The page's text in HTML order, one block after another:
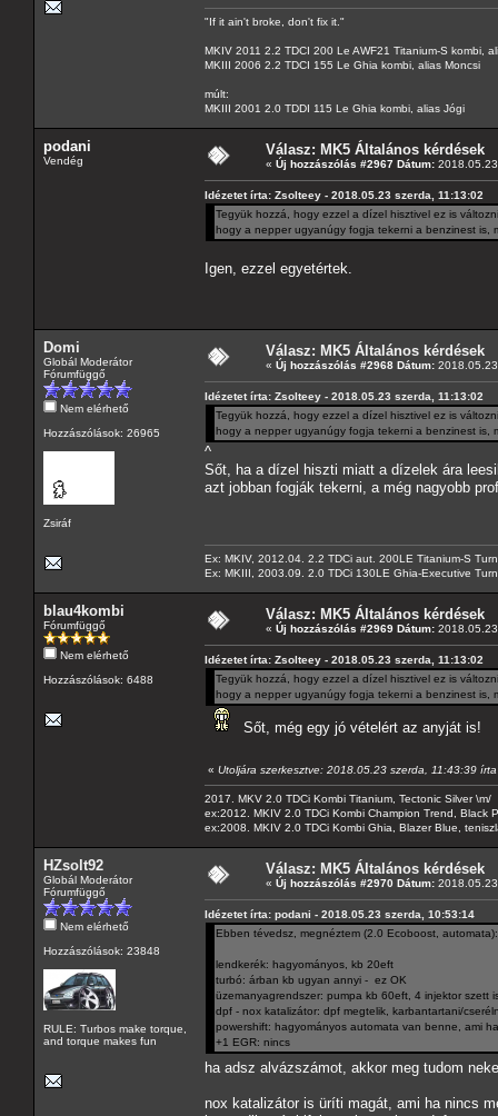
"If it ain't broke, don't fix it."
MKIV 2011 2.2 TDCI 200 Le AWF21 Titanium-S kombi,
MKIII 2006 2.2 TDCI 155 Le Ghia kombi, alias Moncsi
múlt:
MKIII 2001 2.0 TDDI 115 Le Ghia kombi, alias Jógi
podani
Vendég
Válasz: MK5 Általános kérdések
« Új hozzászólás #2967 Dátum:
Idézetet írta: Zsolteey - 2018.05.23 szerda, 11:13:02
Tegyük hozzá, hogy ezzel a dízel hisztivel ez is
hogy a nepper ugyanúgy fogja tekerni a benzinest is,
Igen, ezzel egyetértek.
Domi
Globál Moderátor
Fórumfüggő
Nem elérhető
Hozzászólások: 26965
Zsiráf
Válasz: MK5 Általános kérdések
« Új hozzászólás #2968 Dátum:
Idézetet írta: Zsolteey - 2018.05.23 szerda, 11:13:02
Tegyük hozzá, hogy ezzel a dízel hisztivel ez is
hogy a nepper ugyanúgy fogja tekerni a benzinest is,
^
Sőt, ha a dízel hiszti miatt a dízelek ára
azt jobban fogják tekerni, a még nagyobb
Ex: MKIV, 2012.04. 2.2 TDCi aut. 200LE Titanium-S
Ex: MKIII, 2003.09. 2.0 TDCi 130LE Ghia-Executive
blau4kombi
Fórumfüggő
Nem elérhető
Hozzászólások: 6488
Válasz: MK5 Általános kérdések
« Új hozzászólás #2969 Dátum:
Idézetet írta: Zsolteey - 2018.05.23 szerda, 11:13:02
Tegyük hozzá, hogy ezzel a dízel hisztivel ez is
hogy a nepper ugyanúgy fogja tekerni a benzinest is,
Sőt, még egy jó vételért az anyját is!
« Utoljára szerkesztve: 2018.05.23 szerda, 11:43:39
2017. MKV 2.0 TDCi Kombi Titanium, Tectonic Silver \m/
ex:2012. MKIV 2.0 TDCi Kombi Champion Trend, Black
ex:2008. MKIV 2.0 TDCi Kombi Ghia, Blazer Blue,
HZsolt92
Globál Moderátor
Fórumfüggő
Nem elérhető
Hozzászólások: 23848
RULE: Turbos make torque,
and torque makes fun
Válasz: MK5 Általános kérdések
« Új hozzászólás #2970 Dátum:
Idézetet írta: podani - 2018.05.23 szerda, 10:53:14
Ebben tévedsz, megnéztem (2.0 Ecoboost, automata):
lendkerék: hagyományos, kb 20eft
turbó: árban kb ugyan annyi - ez OK
üzemanyagrendszer: pumpa kb 60eft, 4 injektor szett
dpf - nox katalizátor: dpf megtelik, karbantartani/
powershift: hagyományos automata van benne, ami
+1 EGR: nincs
ha adsz alvázszámot, akkor meg tudom
nox katalizátor is üríti magát, ami ha nincs